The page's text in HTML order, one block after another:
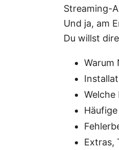
Streaming-
Und ja, am
Du willst
Warum
Welche
Extras,